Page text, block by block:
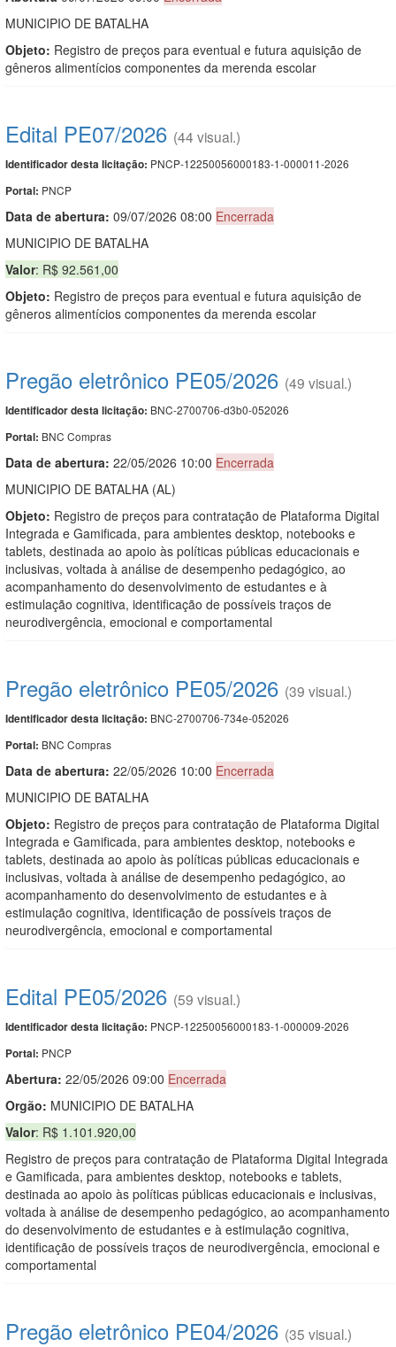
MUNICIPIO DE BATALHA
Objeto: Registro de preços para eventual e futura aquisição de
gêneros alimentícios componentes da merenda escolar
Edital PE07/2026 (44 visual.)
Identificador desta licitação: PNCP-12250056000183-1-000011-2026
Portal: PNCP
Data de abertura: 09/07/2026 08:00 Encerrada
MUNICIPIO DE BATALHA
Valor: R$ 92.561,00
Objeto: Registro de preços para eventual e futura aquisição de
gêneros alimentícios componentes da merenda escolar
Pregão eletrônico PE05/2026 (49 visual.)
Identificador desta licitação: BNC-2700706-d3b0-052026
Portal: BNC Compras
Data de abertura: 22/05/2026 10:00 Encerrada
MUNICIPIO DE BATALHA (AL)
Objeto: Registro de preços para contratação de Plataforma Digital
Integrada e Gamificada, para ambientes desktop, notebooks e
tablets, destinada ao apoio às políticas públicas educacionais e
inclusivas, voltada à análise de desempenho pedagógico, ao
acompanhamento do desenvolvimento de estudantes e à
estimulação cognitiva, identificação de possíveis traços de
neurodivergência, emocional e comportamental
Pregão eletrônico PE05/2026 (39 visual.)
Identificador desta licitação: BNC-2700706-734e-052026
Portal: BNC Compras
Data de abertura: 22/05/2026 10:00 Encerrada
MUNICIPIO DE BATALHA
Objeto: Registro de preços para contratação de Plataforma Digital
Integrada e Gamificada, para ambientes desktop, notebooks e
tablets, destinada ao apoio às políticas públicas educacionais e
inclusivas, voltada à análise de desempenho pedagógico, ao
acompanhamento do desenvolvimento de estudantes e à
estimulação cognitiva, identificação de possíveis traços de
neurodivergência, emocional e comportamental
Edital PE05/2026 (59 visual.)
Identificador desta licitação: PNCP-12250056000183-1-000009-2026
Portal: PNCP
Abertura: 22/05/2026 09:00 Encerrada
Orgão: MUNICIPIO DE BATALHA
Valor: R$ 1.101.920,00
Registro de preços para contratação de Plataforma Digital Integrada
e Gamificada, para ambientes desktop, notebooks e tablets,
destinada ao apoio às políticas públicas educacionais e inclusivas,
voltada à análise de desempenho pedagógico, ao acompanhamento
do desenvolvimento de estudantes e à estimulação cognitiva,
identificação de possíveis traços de neurodivergência, emocional e
comportamental
Pregão eletrônico PE04/2026 (35 visual.)